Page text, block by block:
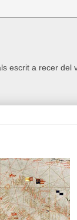
escrit a recer